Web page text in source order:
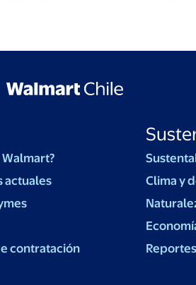
actuales
contratación
Clima y